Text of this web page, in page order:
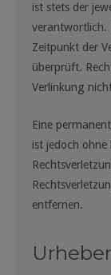
ist stets der
verantwortlich.
Zeitpunkt der
überprüft.
Verlinkung
Eine
ist jedoch
entfernen.